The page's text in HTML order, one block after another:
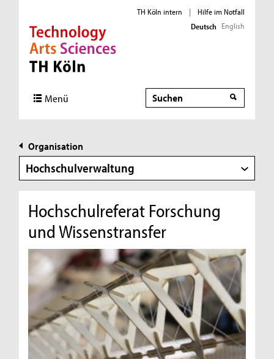
Direkt zur Hauptnavigation
Direkt zur Subnavigation
Direkt zum Inhalt
Direkt zum Fußbereich
TH Köln intern |
Hilfe im Notfall
Deutsch English
Menü Suche
Organisation
Hochschulverwaltung
Hochschulreferat Forschung
und Wissenstransfer